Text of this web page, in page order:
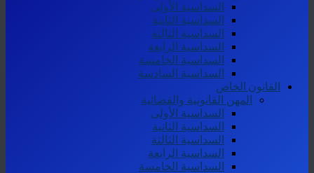
السداسية الأولى
السداسية الثانية
السداسية الثالثة
السداسية الرابعة
السداسية الخامسة
السداسية السادسة
القانون الخاص
المهن القانونية والقضائية
السداسية الأولى
السداسية الثانية
السداسية الثالثة
السداسية الرابعة
السداسية الخامسة